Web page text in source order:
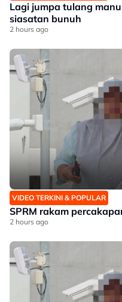
Lagi jumpa tulang
siasatan bunuh
2 hours ago
VIDEO TERKINI & POPULAR
SPRM rakam
2 hours ago